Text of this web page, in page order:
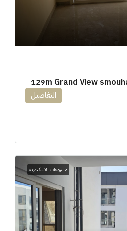
التفاصيل
مشروعات الاسكندرية